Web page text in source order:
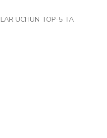
UCHUN TOP-5 TA